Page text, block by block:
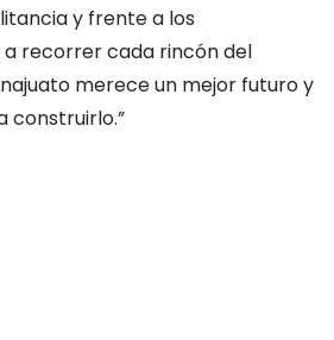
y frente a los
a recorrer cada rincón del
merece un mejor futuro y
construirlo.”